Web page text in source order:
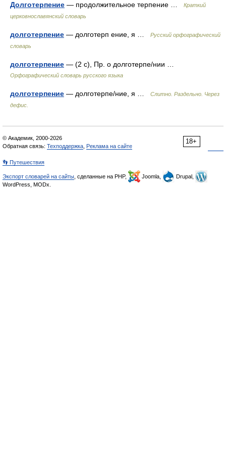
Долготерпение — продолжительное терпение …
Краткий
церковнославянский словарь
долготерпение — долготерп ение, я …
Русский орфографический
словарь
долготерпение — (2 с), Пр. о долготерпе/нии …
Орфографический словарь русского языка
долготерпение — долготерпе/ние, я …
Слитно. Раздельно. Через
дефис.
18+
© Академик, 2000-2026
Обратная связь: Техподдержка Реклама на сайте
👣 Путешествия
Экспорт словарей на сайты , сделанные на PHP, Joomla,
Drupal,
WordPress, MODx.